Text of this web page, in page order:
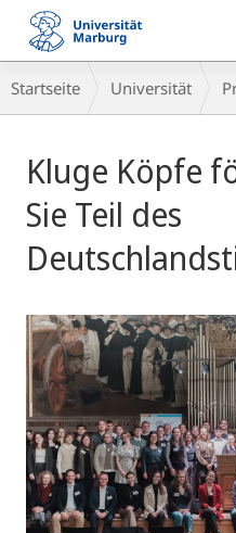
Mobile-
Navigation
Breadcrumb-
Navigation
Startseite Universität
Kluge Köpfe
Sie Teil des